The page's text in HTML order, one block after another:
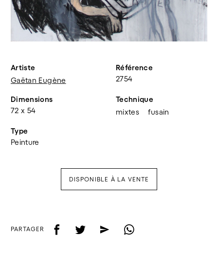
Artiste
Gaëtan Eugène
Référence
2754
Dimensions
72 x 54
Technique
mixtes
fusain
Type
Peinture
DISPONIBLE À LA VENTE
PARTAGER f t e w